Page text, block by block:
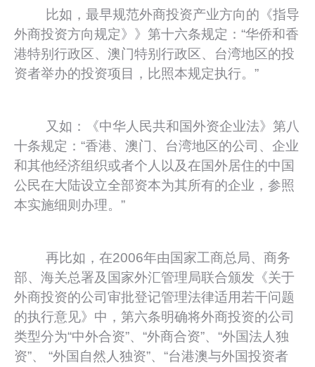
比如，最早规范外商投资产业方向的《指导
外商投资方向规定》》第十六条规定：“华侨和香
港特别行政区、澳门特别行政区、台湾地区的投
资者举办的投资项目，比照本规定执行。”
又如：《中华人民共和国外资企业法》第八
十条规定：“香港、澳门、台湾地区的公司、企业
和其他经济组织或者个人以及在国外居住的中国
公民在大陆设立全部资本为其所有的企业，参照
本实施细则办理。”
再比如，在2006年由国家工商总局、商务
部、海关总署及国家外汇管理局联合颁发《关于
外商投资的公司审批登记管理法律适用若干问题
的执行意见》中，第六条明确将外商投资的公司
类型分为“中外合资”、“外商合资”、“外国法人独
资”、 “外国自然人独资”、“台港澳与外国投资者